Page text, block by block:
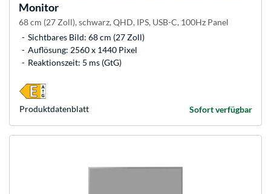
Monitor
68 cm (27 Zoll), schwarz, QHD, IPS, USB-C, 100Hz Panel
Sichtbares Bild: 68 cm (27 Zoll)
Auflösung: 2560 x 1440 Pixel
Reaktionszeit: 5 ms (GtG)
Sofort verfügbar
Produkt­datenblatt